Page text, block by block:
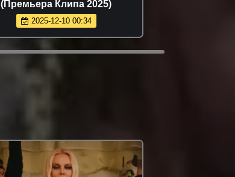
(Премьера Клипа 2025)
2025-12-10 00:34